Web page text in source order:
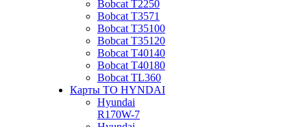
Bobcat Т2250
Bobcat Т3571
Bobcat Т35100
Bobcat Т35120
Bobcat Т40140
Bobcat Т40180
Bobcat ТL360
Карты ТО HYNDAI
Hyundai
R170W-7